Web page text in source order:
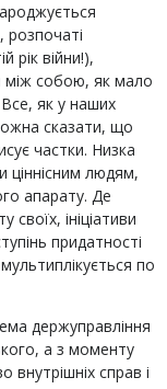
розпочаті
рік війни!),
між собою, як мало
як у наших
сказати, що
частки. Низка
ціннісним людям,
апарату. Де
ініціативи
придатності
по
держуправління
а з моменту
внутрішніх справ і